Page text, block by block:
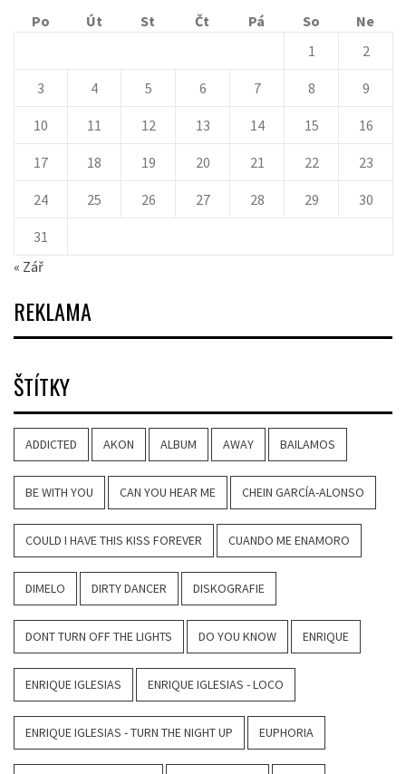
Po
Út St Čt Pá So
Ne
1
2
3 4 5 6 7 8 9
10 11 12 13 14 15 16
17 18 19 20 21 22 23
24 25 26 27 28 29 30
31
« Zář
REKLAMA
ŠTÍTKY
ADDICTED AKON ALBUM AWAY BAILAMOS
BE WITH YOU CAN YOU HEAR ME CHEIN GARCÍA-ALONSO
COULD I HAVE THIS KISS FOREVER CUANDO ME ENAMORO
DIMELO DIRTY DANCER DISKOGRAFIE
DONT TURN OFF THE LIGHTS DO YOU KNOW ENRIQUE
ENRIQUE IGLESIAS ENRIQUE IGLESIAS - LOCO
ENRIQUE IGLESIAS - TURN THE NIGHT UP EUPHORIA